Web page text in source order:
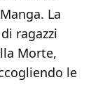
La
ragazzi
Morte,
le